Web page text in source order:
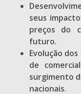
seus
preços do
futuro.
Evolução
de
surgimento
nacionais.